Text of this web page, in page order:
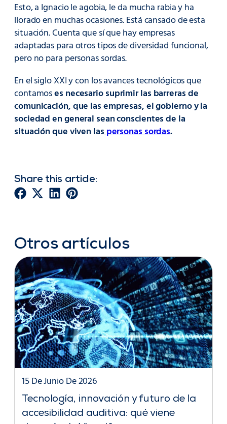
Esto, a Ignacio le agobia, le da mucha rabia y ha
llorado en muchas ocasiones. Está cansado de esta
situación. Cuenta que sí que hay empresas
adaptadas para otros tipos de diversidad funcional,
pero no para personas sordas.
En el siglo XXI y con los avances tecnológicos que
contamoses necesario suprimir las barreras de
comunicación, que las empresas, el gobierno y la
sociedad en general sean conscientes de la
situación que viven laspersonas sordas.
Share this article:
Otros artículos
Tecnología, innovación y futuro de la
accesibilidad auditiva: qué viene
15 De Junio De 2026